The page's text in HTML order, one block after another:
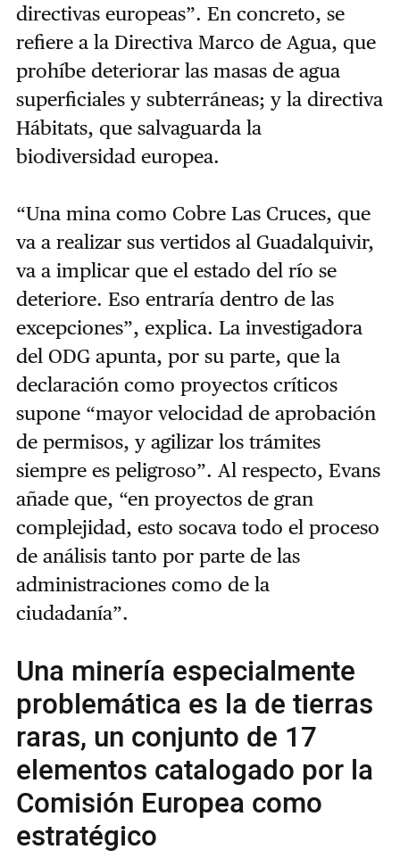
directivas europeas”. En concreto, se
refiere a la Directiva Marco de Agua, que
prohíbe deteriorar las masas de agua
superficiales y subterráneas; y la directiva
Hábitats, que salvaguarda la
biodiversidad europea.
“Una mina como Cobre Las Cruces, que
va a realizar sus vertidos al Guadalquivir,
va a implicar que el estado del río se
deteriore. Eso entraría dentro de las
excepciones”, explica. La investigadora
del ODG apunta, por su parte, que la
declaración como proyectos críticos
supone “mayor velocidad de aprobación
de permisos, y agilizar los trámites
siempre es peligroso”. Al respecto, Evans
añade que, “en proyectos de gran
complejidad, esto socava todo el proceso
de análisis tanto por parte de las
administraciones como de la
ciudadanía”.
Una minería especialmente
problemática es la de tierras
raras, un conjunto de 17
elementos catalogado por la
Comisión Europea como
estratégico